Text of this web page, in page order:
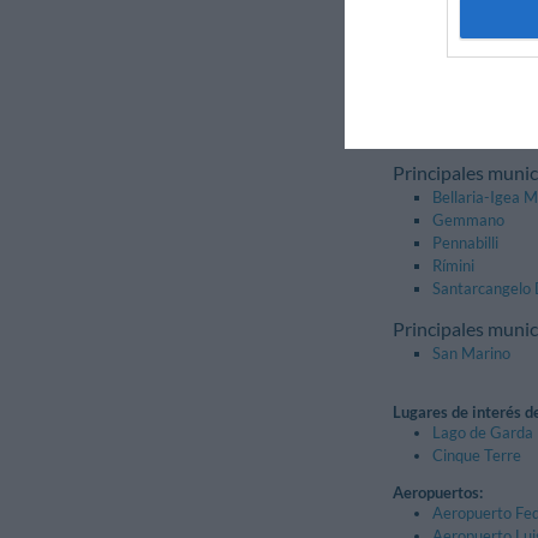
Principales
Bagnara Di
Principales
Bellaria-Igea
Gemmano
Pennabilli
Rímini
Santarcangelo
Principales
San Marino
Lugares de interés
Lago de Garda
Cinque Terre
Aeropuertos:
Aeropuerto